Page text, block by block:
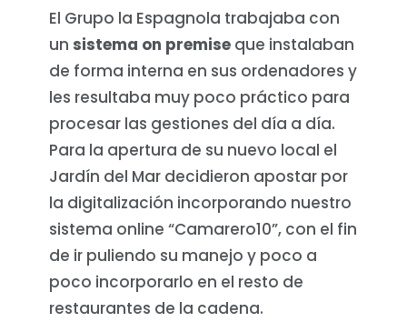
El Grupo la Espagnola trabajaba con
un sistema on premiseque instalaban
de forma interna en sus ordenadores y
les resultaba muy poco práctico para
procesar las gestiones del día a día.
Para la apertura de su nuevo local el
Jardín del Mar decidieron apostar por
la digitalización incorporando nuestro
sistema online “Camarero10”, con el fin
de ir puliendo su manejo y poco a
poco incorporarlo en el resto de
restaurantes de la cadena.